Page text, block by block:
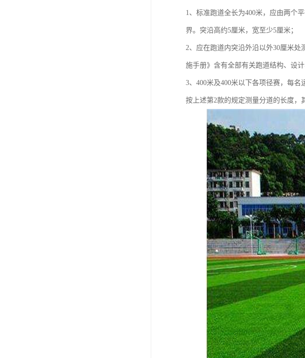
1、标准跑道全长为400米，应由两个
界。突沿高约5厘米，宽至少5厘米；
2、应在跑道内突沿外沿以外30厘米
施手册》含有全部有关跑道结构、设
3、400米及400米以下各项径赛，每
按上述第2款的规定测量分道的长度，